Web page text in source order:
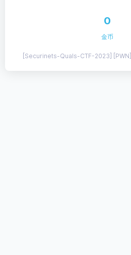
0
金币
[Securinets-Quals-CTF-2023] [PWN]